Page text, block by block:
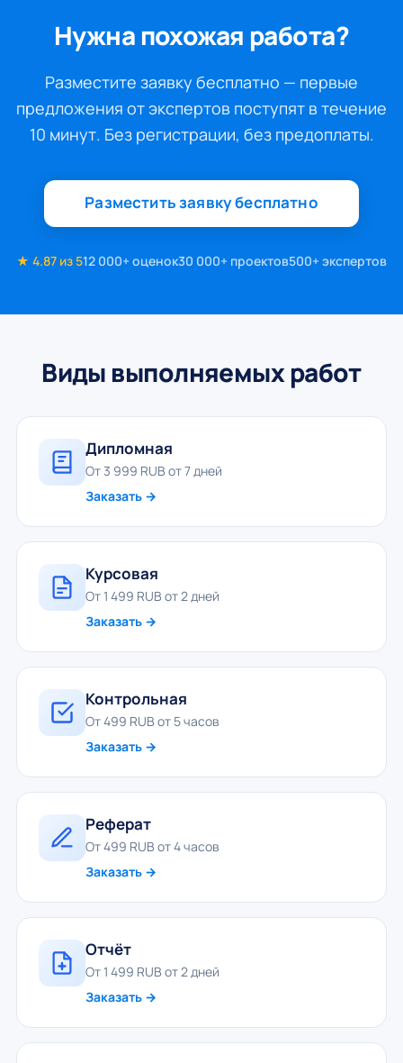
Нужна похожая работа?
Разместите заявку бесплатно — первые
предложения от экспертов поступят в течение
10 минут. Без регистрации, без предоплаты.
Разместить заявку бесплатно
★ 4.87 из 512 000+ оценок30 000+ проектов500+ экспертов
Виды выполняемых работ
Дипломная
От 3 999 RUB от 7 дней
Заказать →
Курсовая
От 1 499 RUB от 2 дней
Заказать →
Контрольная
От 499 RUB от 5 часов
Заказать →
Реферат
От 499 RUB от 4 часов
Заказать →
Отчёт
От 1 499 RUB от 2 дней
Заказать →